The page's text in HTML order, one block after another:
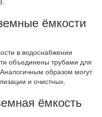
ёмкости
объединены трубами для
образом могут
и очистных.
ёмкость